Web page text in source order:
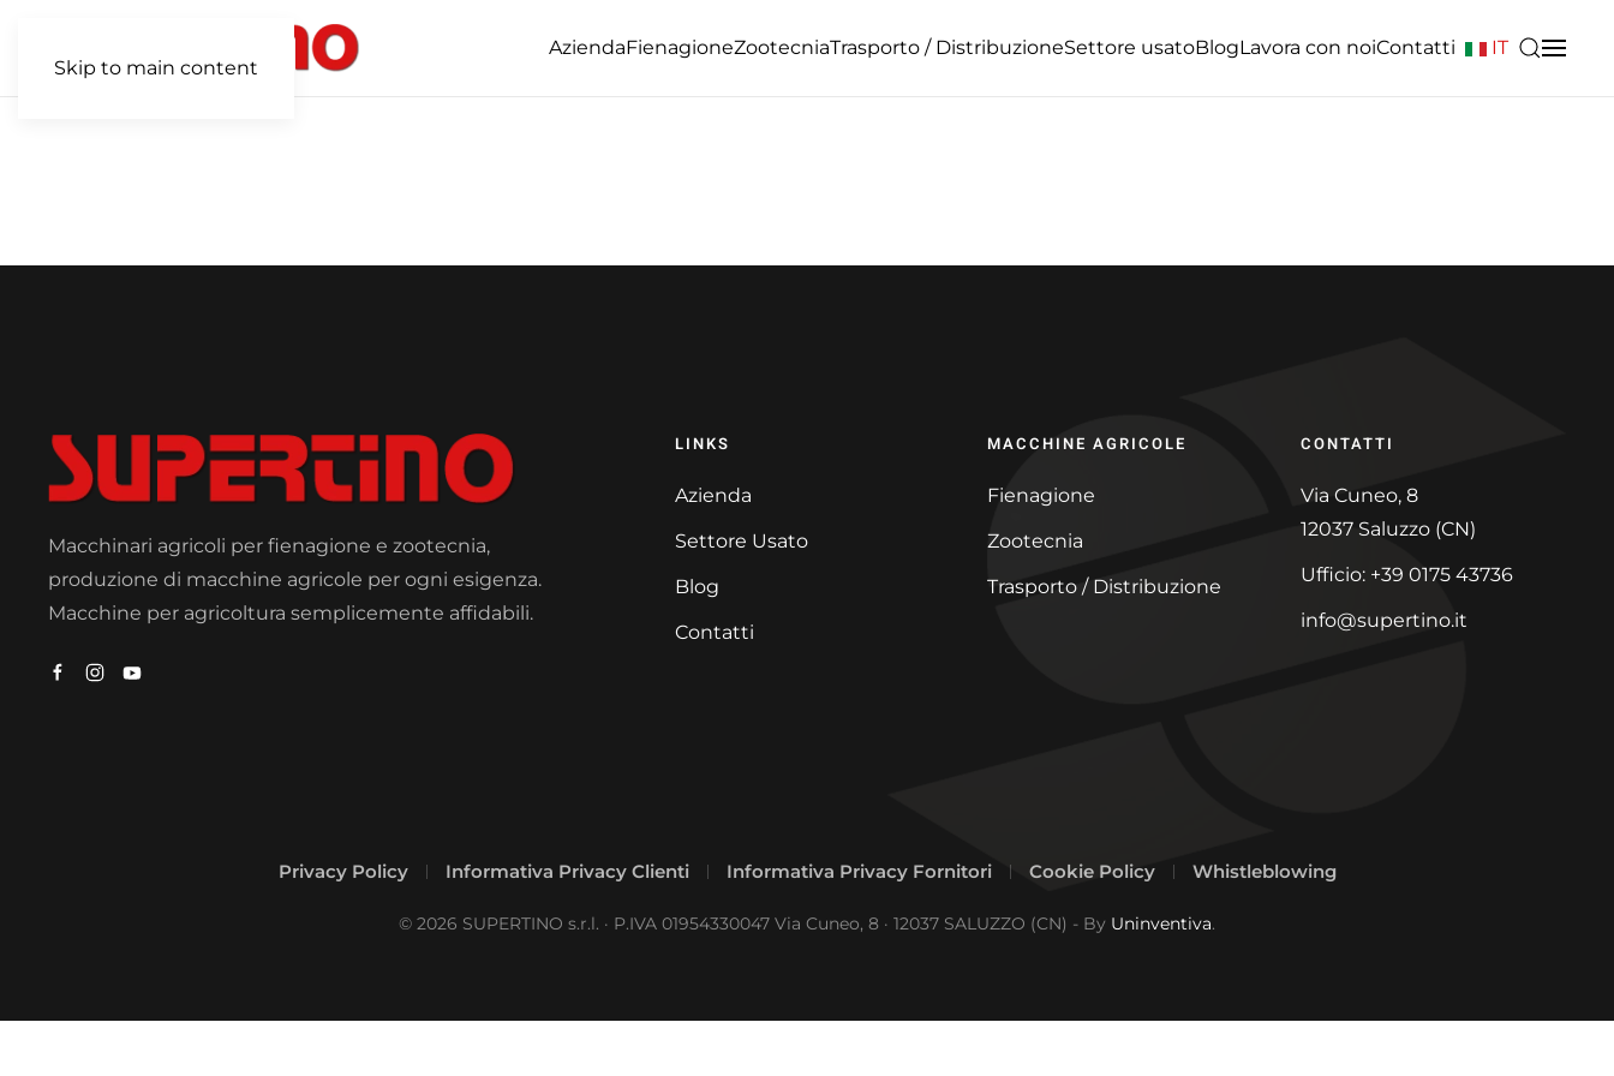
Skip to main content
AziendaFienagioneZootecniaTrasporto / DistribuzioneSettore usatoBlogLavora con noiContatti IT
Macchinari agricoli per fienagione e zootecnia,
produzione di macchine agricole per ogni esigenza.
Macchine per agricoltura semplicemente affidabili.
LINKS
Azienda
Settore Usato
Blog
Contatti
MACCHINE AGRICOLE
Fienagione
Zootecnia
Trasporto / Distribuzione
CONTATTI
Via Cuneo, 8
12037 Saluzzo (CN)
Ufficio: +39 0175 43736
info@supertino.it
Privacy Policy Informativa Privacy Clienti Informativa Privacy Fornitori Cookie Policy Whistleblowing
© 2026 SUPERTINO s.r.l. · P.IVA 01954330047 Via Cuneo, 8 · 12037 SALUZZO (CN) - By Uninventiva.